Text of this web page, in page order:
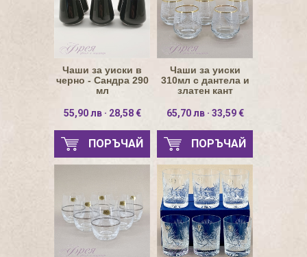
Чаши за уиски в
черно - Сандра 290
мл
55,90 лв · 28,58 €
ПОРЪЧАЙ
Чаши за уиски
310мл с дантела и
златен кант
65,70 лв · 33,59 €
ПОРЪЧАЙ